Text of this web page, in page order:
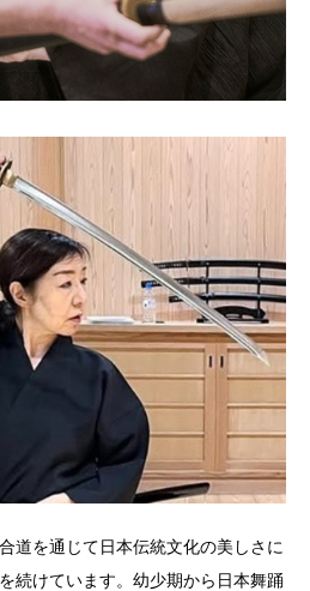
道を通じて日本伝統文化の美しさに
続けています。幼少期から日本舞踊